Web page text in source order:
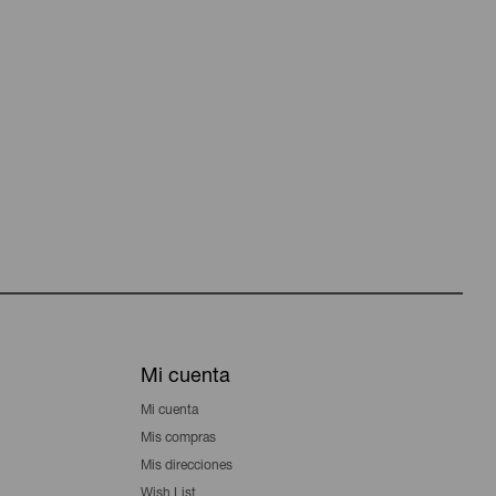
Mi cuenta
Mi cuenta
Mis compras
Mis direcciones